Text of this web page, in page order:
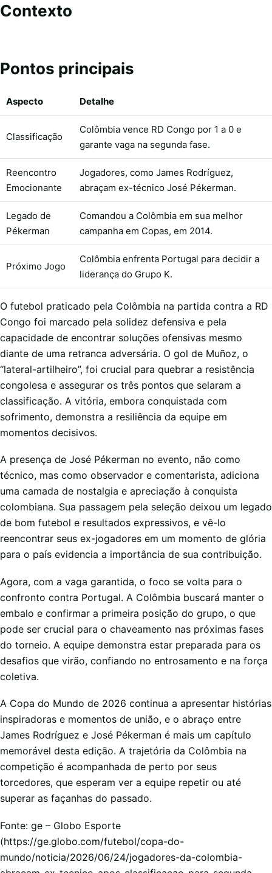
Contexto
Pontos principais
Aspecto Detalhe
Classificação
Colômbia vence RD Congo por 1 a 0 e
garante vaga na segunda fase.
Reencontro
Emocionante
Jogadores, como James Rodríguez,
abraçam ex-técnico José Pékerman.
Legado de
Pékerman
Comandou a Colômbia em sua melhor
campanha em Copas, em 2014.
Próximo Jogo
Colômbia enfrenta Portugal para decidir a
liderança do Grupo K.
O futebol praticado pela Colômbia na partida contra a RD
Congo foi marcado pela solidez defensiva e pela
capacidade de encontrar soluções ofensivas mesmo
diante de uma retranca adversária. O gol de Muñoz, o
“lateral-artilheiro”, foi crucial para quebrar a resistência
congolesa e assegurar os três pontos que selaram a
classificação. A vitória, embora conquistada com
sofrimento, demonstra a resiliência da equipe em
momentos decisivos.
A presença de José Pékerman no evento, não como
técnico, mas como observador e comentarista, adiciona
uma camada de nostalgia e apreciação à conquista
colombiana. Sua passagem pela seleção deixou um legado
de bom futebol e resultados expressivos, e vê-lo
reencontrar seus ex-jogadores em um momento de glória
para o país evidencia a importância de sua contribuição.
Agora, com a vaga garantida, o foco se volta para o
confronto contra Portugal. A Colômbia buscará manter o
embalo e confirmar a primeira posição do grupo, o que
pode ser crucial para o chaveamento nas próximas fases
do torneio. A equipe demonstra estar preparada para os
desafios que virão, confiando no entrosamento e na força
coletiva.
A Copa do Mundo de 2026 continua a apresentar histórias
inspiradoras e momentos de união, e o abraço entre
James Rodríguez e José Pékerman é mais um capítulo
memorável desta edição. A trajetória da Colômbia na
competição é acompanhada de perto por seus
torcedores, que esperam ver a equipe repetir ou até
superar as façanhas do passado.
Fonte: ge – Globo Esporte
(https://ge.globo.com/futebol/copa-do-
mundo/noticia/2026/06/24/jogadores-da-colombia-